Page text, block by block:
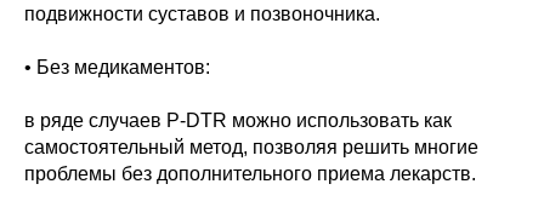
подвижности суставов и позвоночника.
• Без медикаментов:
в ряде случаев P-DTR можно использовать как
самостоятельный метод, позволяя решить многие
проблемы без дополнительного приема лекарств.